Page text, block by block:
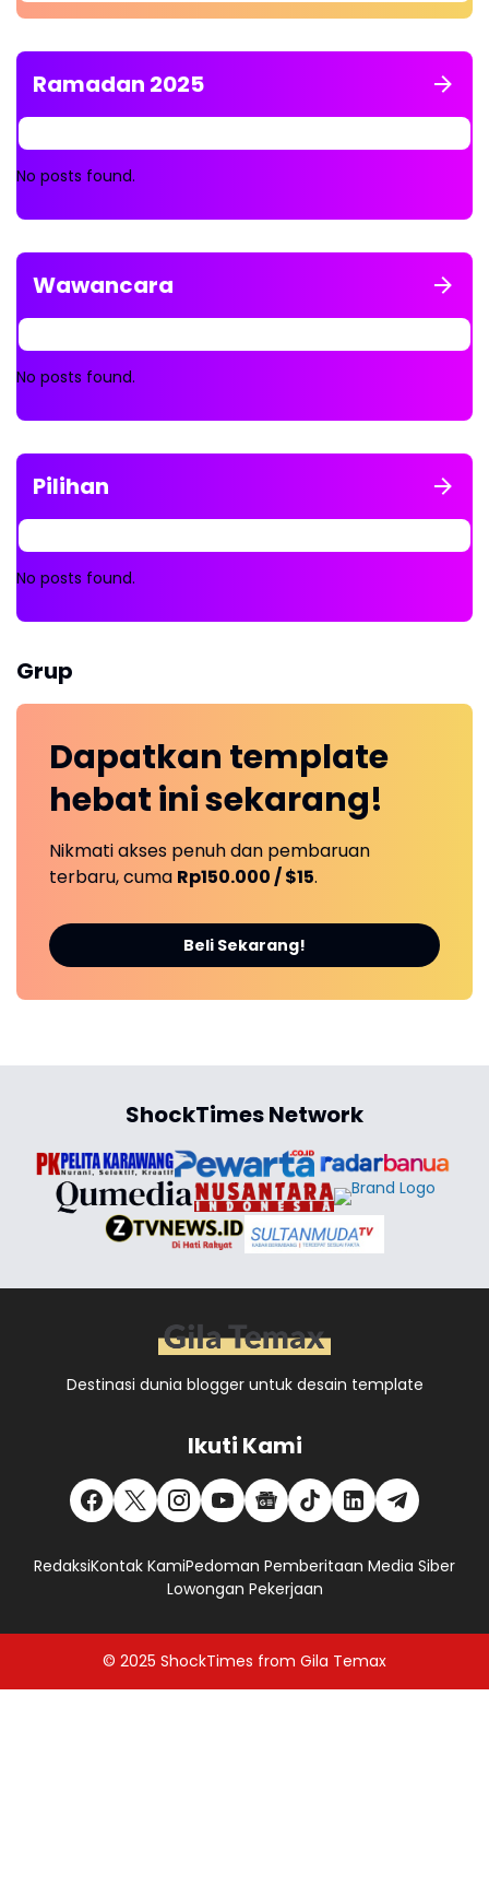
Ramadan 2025
No posts found.
Wawancara
No posts found.
Pilihan
No posts found.
Grup
Dapatkan template
hebat inisekarang!
Nikmati akses penuh dan pembaruan
terbaru, cuma Rp150.000 / $15.
Beli Sekarang!
ShockTimes Network
Destinasi dunia blogger untuk desain template
Ikuti Kami
RedaksiKontak KamiPedoman Pemberitaan Media Siber
Lowongan Pekerjaan
© 2025 ShockTimes from Gila Temax